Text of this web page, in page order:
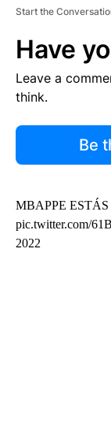
Start the
Have
Leave a
think.
Be
MBAPPE
pic.twitter.com/
2022